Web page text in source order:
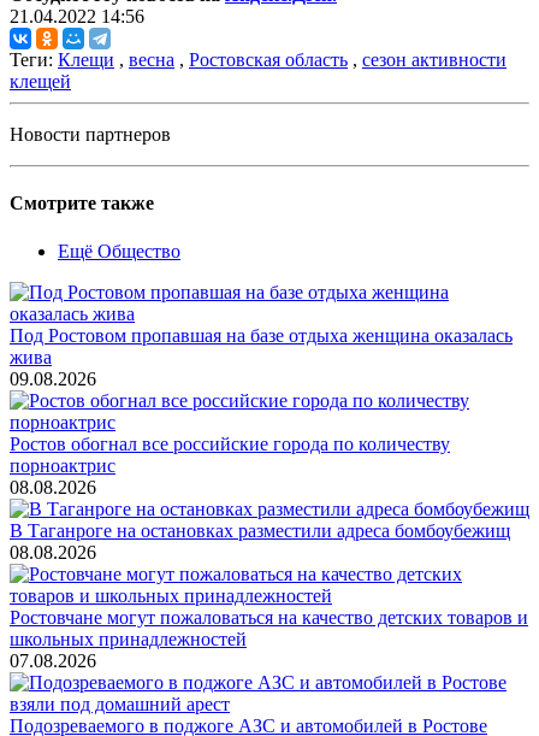
21.04.2022 14:56
Теги: Клещи , весна , Ростовская область , сезон активности
клещей
Новости партнеров
Смотрите также
Ещё Общество
Под Ростовом пропавшая на базе отдыха женщина оказалась
жива
09.08.2026
Ростов обогнал все российские города по количеству
порноактрис
08.08.2026
В Таганроге на остановках разместили адреса бомбоубежищ
08.08.2026
Ростовчане могут пожаловаться на качество детских товаров и
школьных принадлежностей
07.08.2026
Подозреваемого в поджоге АЗС и автомобилей в Ростове